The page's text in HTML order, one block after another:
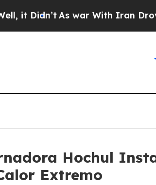
war With Iran Drove oil Prices
Hochul
Extremo